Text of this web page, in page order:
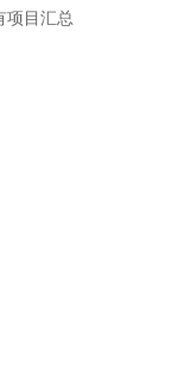
项目汇总